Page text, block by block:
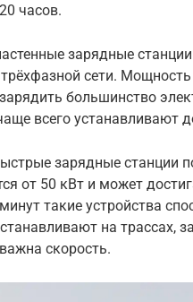
часов.
зарядные
сети. Мощность
большинство
всего устанавливают
зарядные станции
от 50 кВт и может
такие устройства
на трассах,
скорость.